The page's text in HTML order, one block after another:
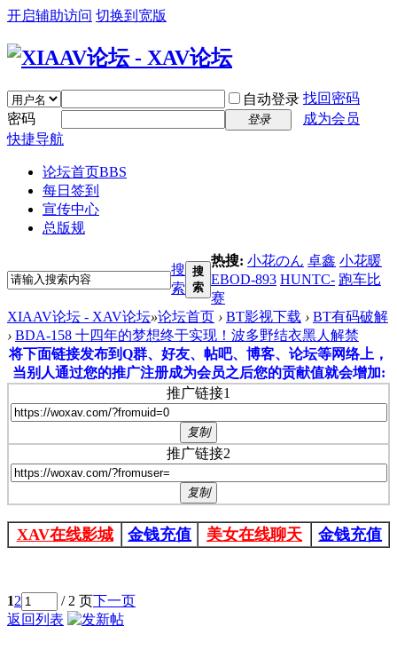
开启辅助访问 切换到宽版
自动登录 找回密码
密码
登录
成为会员
快捷导航
论坛首页BBS
每日签到
宣传中心
总版规
搜
索
搜
索
热搜: 小花のん 卓鑫 小花暖
EBOD-893 HUNTC- 跑车比
赛
XIAAV论坛 - XAV论坛»论坛首页 › BT影视下载 › BT有码破解
› BDA-158 十四年的梦想终于实现！波多野结衣黑人解禁
将下面链接发布到Q群、好友、帖吧、博客、论坛等网络上，
当别人通过您的推广注册成为会员之后您的贡献值就会增加:
推广链接1
复制
推广链接2
复制
XAV在线影城 金钱充值 美女在线聊天 金钱充值
12 / 2 页下一页
返回列表